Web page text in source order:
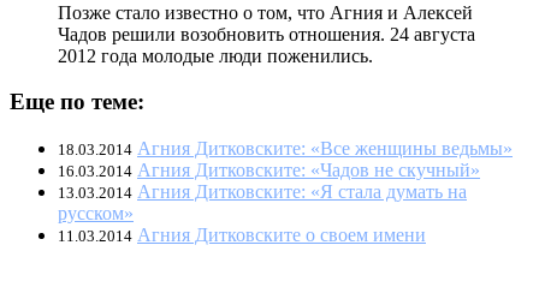
Позже стало известно о том, что Агния и Алексей
Чадов решили возобновить отношения. 24 августа
2012 года молодые люди поженились.
Еще по теме:
18.03.2014 Агния Дитковските: «Все женщины ведьмы»
16.03.2014 Агния Дитковските: «Чадов не скучный»
13.03.2014 Агния Дитковските: «Я стала думать на
русском»
11.03.2014 Агния Дитковските о своем имени